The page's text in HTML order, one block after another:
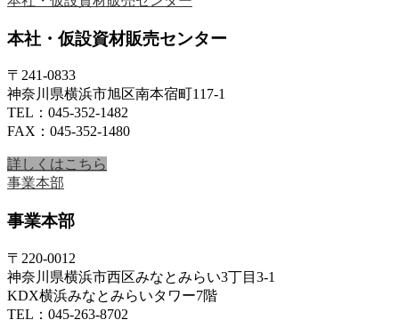
本社・仮設資材販売センター
〒241-0833
神奈川県横浜市旭区南本宿町117-1
TEL：045-352-1482
FAX：045-352-1480
詳しくはこちら
事業本部
事業本部
〒220-0012
神奈川県横浜市西区みなとみらい3丁目3-1
KDX横浜みなとみらいタワー7階
TEL：045-263-8702